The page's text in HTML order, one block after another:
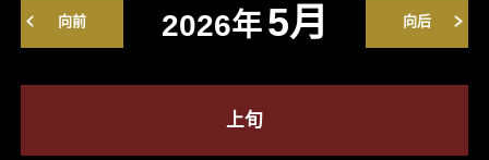
向前 向后
2026年 5月
上旬